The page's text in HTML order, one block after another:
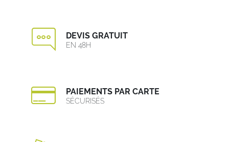
DEVIS GRATUIT
EN 48H
PAIEMENTS PAR CARTE
SÉCURISÉS